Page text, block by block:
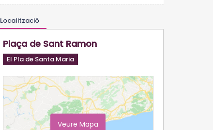
Localització
Plaça de Sant Ramon
El Pla de Santa Maria
Veure Mapa